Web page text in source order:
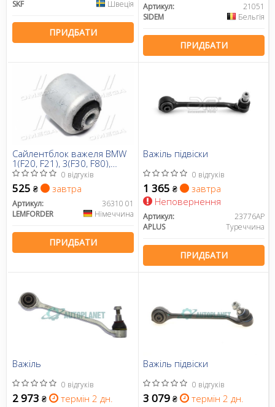
SKF Швеція
ПРИДБАТИ
Артикул:
21051
SIDEM
Бельгія
ПРИДБАТИ
Сайлентблок важеля BMW
1(F20, F21), 3(F30, F80),
X3(F25), X4(F26) 10- перед.
міст (Пр-во LEMFORDER)
0 відгуків
525 ₴ завтра
Артикул:
36310 01
LEMFORDER
Німеччина
ПРИДБАТИ
Важіль підвіски
0 відгуків
1 365 ₴
завтра
Неповернення
Артикул:
23776AP
APLUS
Туреччина
ПРИДБАТИ
Важіль
0 відгуків
2 973 ₴ термін 2 дн.
Важіль підвіски
0 відгуків
3 079 ₴ термін 2 дн.